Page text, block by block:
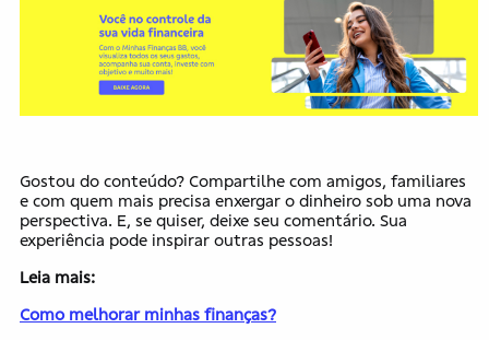
Gostou do conteúdo? Compartilhe com amigos, familiares
e com quem mais precisa enxergar o dinheiro sob uma nova
perspectiva. E, se quiser, deixe seu comentário. Sua
experiência pode inspirar outras pessoas!
Leia mais:
Como melhorar minhas finanças?